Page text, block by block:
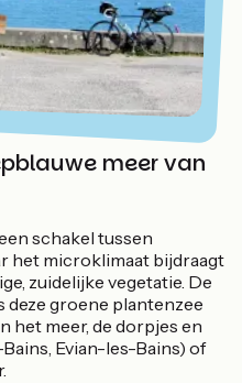
meer van
schakel tussen
het microklimaat bijdraagt
zuidelijke vegetatie. De
deze groene plantenzee
het meer, de dorpjes en
Evian-les-Bains) of